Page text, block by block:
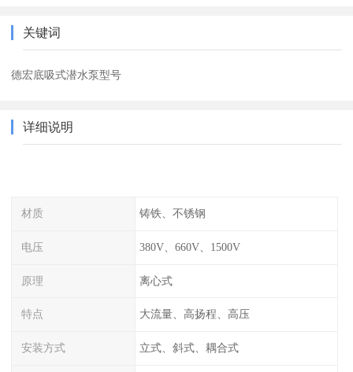
关键词
德宏底吸式潜水泵型号
详细说明
材质 铸铁、不锈钢
电压 380V、660V、1500V
原理 离心式
特点 大流量、高扬程、高压
安装方式 立式、斜式、耦合式